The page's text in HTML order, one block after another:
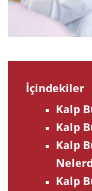
İçindekiler
Kalp
Kalp
Kalp
Kalp